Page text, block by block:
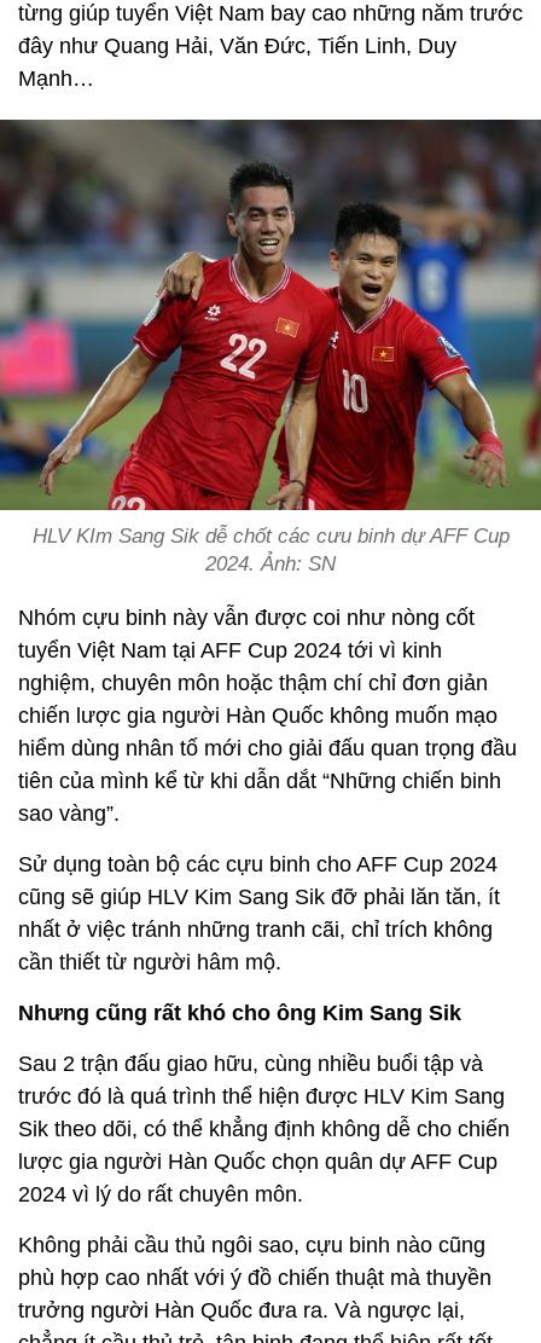
từng giúp tuyển Việt Nam bay cao những năm trước
đây như Quang Hải, Văn Đức, Tiến Linh, Duy
Mạnh…
HLV KIm Sang Sik dễ chốt các cưu binh dự AFF Cup
2024. Ảnh: SN
Nhóm cựu binh này vẫn được coi như nòng cốt
tuyển Việt Nam tại AFF Cup 2024 tới vì kinh
nghiệm, chuyên môn hoặc thậm chí chỉ đơn giản
chiến lược gia người Hàn Quốc không muốn mạo
hiểm dùng nhân tố mới cho giải đấu quan trọng đầu
tiên của mình kể từ khi dẫn dắt “Những chiến binh
sao vàng”.
Sử dụng toàn bộ các cựu binh cho AFF Cup 2024
cũng sẽ giúp HLV Kim Sang Sik đỡ phải lăn tăn, ít
nhất ở việc tránh những tranh cãi, chỉ trích không
cần thiết từ người hâm mộ.
Nhưng cũng rất khó cho ông Kim Sang Sik
Sau 2 trận đấu giao hữu, cùng nhiều buổi tập và
trước đó là quá trình thể hiện được HLV Kim Sang
Sik theo dõi, có thể khẳng định không dễ cho chiến
lược gia người Hàn Quốc chọn quân dự AFF Cup
2024 vì lý do rất chuyên môn.
Không phải cầu thủ ngôi sao, cựu binh nào cũng
phù hợp cao nhất với ý đồ chiến thuật mà thuyền
trưởng người Hàn Quốc đưa ra. Và ngược lại,